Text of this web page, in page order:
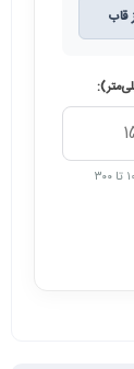
قاب